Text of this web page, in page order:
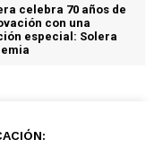
celebra 70 años de
con una
especial: Solera